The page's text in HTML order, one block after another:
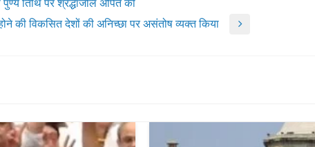
तिथि पर श्रद्धांजलि अर्पित की
की विकसित देशों की अनिच्छा पर असंतोष व्यक्त किया